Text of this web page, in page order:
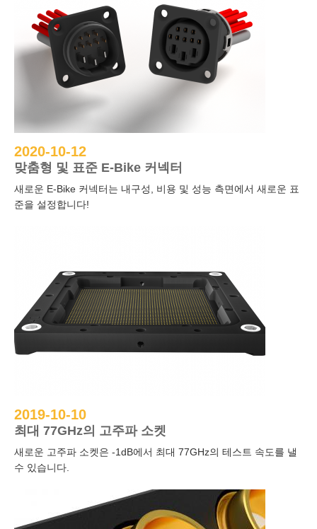
2020-10-12
맞춤형 및 표준 E-Bike 커넥터
새로운 E-Bike 커넥터는 내구성, 비용 및 성능 측면에서 새로운 표
준을 설정합니다!
2019-10-10
최대 77GHz의 고주파 소켓
새로운 고주파 소켓은 -1dB에서 최대 77GHz의 테스트 속도를 낼
수 있습니다.